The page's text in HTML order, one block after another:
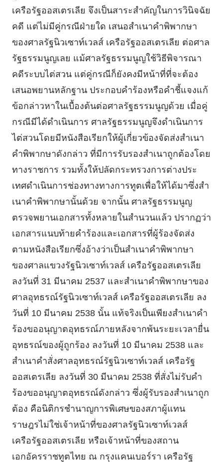
เครือรัฐออสเตรเลีย จึงเป็นสาระสําคัญในการวินิจฉัย
คดี แต่ไม่มีคู่กรณีฝ่ายใด เสนอสําเนาคําพิพากษา
ของศาลรัฐนิวเซาท์เวลส์ เครือรัฐออสเตรเลีย ต่อศาล
รัฐธรรมนูญเลย แม้ศาลรัฐธรรมนูญใช้วิธีพิจารณา
คดีระบบไต่สวน แต่คู่กรณีก็ยังคงมีหน้าที่ที่จะต้อง
เสนอพยานหลักฐาน ประกอบคําร้องหรือคําชี้แจงแก้
ข้อกล่าวหาในเบื้องต้นต่อศาลรัฐธรรมนูญด้วย เมื่อคู่
กรณีมีได้ดําเนินการ ศาลรัฐธรรมนูญจึงดําเนินการ
ไต่สวนโดยมีหนังสือเรียกให้ผู้เกี่ยวข้องจัดส่งสําเนา
คําพิพากษาดังกล่าว ที่มีการรับรองสําเนาถูกต้องโดย
ทางราชการ รวมทั้งให้ปลัดกระทรวงการต่างประ
เทศดําเนินการช่องทางทางการทูตเพื่อให้ได้มาซึ่งสํา
เนาคําพิพากษานั้นด้วย จากนั้น ศาลรัฐธรรมนูญ
ตรวจพยานเอกสารทั้งหลายในสํานวนแล้ว ปรากฏว่า
เอกสารแนบท้ายคําร้องและเอกสารที่ผู้ร้องจัดส่ง
ตามหนังสือเรียกซึ่งอ้างว่าเป็นสําเนาคําพิพากษา
ของศาลแขวงรัฐนิวเซาท์เวลส์ เครือรัฐออสเตรเลีย
ลงวันที่ 31 มีนาคม 2537 และสําเนาคําพิพากษาของ
ศาลอุทธรณ์รัฐนิวเซาท์เวลส์ เครือรัฐออสเตรเลีย ลง
วันที่ 10 มีนาคม 2538 นั้น แท้จริงเป็นเพียงสําเนาคํา
ร้องขออนุญาตอุทธรณ์ภายหลังจากพ้นระยะเวลายื่น
อุทธรณ์ของผู้ถูกร้อง ลงวันที่ 10 มีนาคม 2538 และ
สําเนาคําสั่งศาลอุทธรณ์รัฐนิวเซาท์เวลส์ เครือรัฐ
ออสเตรเลีย ลงวันที่ 30 มีนาคม 2538 ที่สั่งไม่รับคํา
ร้องขออนุญาตอุทธรณ์ดังกล่าว ซึ่งผู้รับรองสําเนาถูก
ต้อง คือนิติกรชํานาญการพิเศษของสภาผู้แทน
ราษฎรไม่ใช่เจ้าหน้าที่ของศาลรัฐนิวเซาท์เวลส์
เครือรัฐออสเตรเลีย หรือเจ้าหน้าที่ของสถาน
เอกอัครราชทูตไทย ณ กรุงแคนเบอร์รา เครือรัฐ